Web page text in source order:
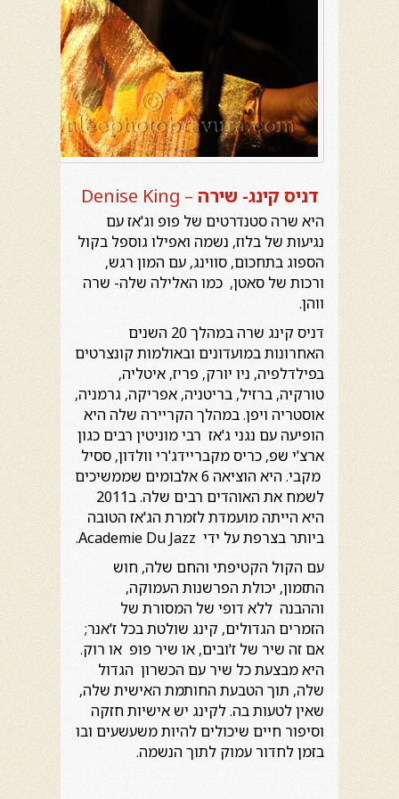
Denise King – דניס קינג- שירה
היא שרה סטנדרטים של פופ וג'אז עם
נגיעות של בלוז, נשמה ואפילו גוספל בקול
הספוג בתחכום, סווינג, עם המון רגש,
ורכות של סאטן, כמו האלילה שלה- שרה
ווהן.
דניס קינג שרה במהלך 20 השנים
האחרונות במועדונים ובאולמות קונצרטים
בפילדלפיה, ניו יורק, פריז, איטליה,
טורקיה, ברזיל, בריטניה, אפריקה, גרמניה,
אוסטריה ויפן. במהלך הקריירה שלה היא
הופיעה עם נגני ג'אז רבי מוניטין רבים כגון
ארצ'י שפ, כריס מקבריידג'רי וולדון, ססיל
מקבי. היא הוציאה 6 אלבומים שממשיכים
לשמח את האוהדים רבים שלה. ב2011
היא הייתה מועמדת לזמרת הג'אז הטובה
ביותר בצרפת על ידי Academie Du Jazz.
עם הקול הקטיפתי והחם שלה, חוש
התזמון, יכולת הפרשנות העמוקה,
וההבנה ללא דופי של המסורת של
הזמרים הגדולים, קינג שולטת בכל ז'אנר;
אם זה שיר של ז'ובים, או שיר פופ או רוק.
היא מבצעת כל שיר עם הכשרון הגדול
שלה, תוך הטבעת החותמת האישית שלה,
שאין לטעות בה. לקינג יש אישיות חזקה
וסיפור חיים שיכולים להיות משעשעים ובו
בזמן לחדור עמוק לתוך הנשמה.